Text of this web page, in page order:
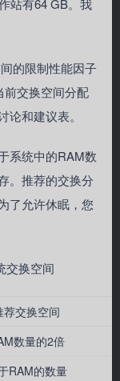
站有64 GB。我
的限制性能因子
前交换空间分配
和建议表。
系统中的RAM数
。推荐的交换分
了允许休眠，您
交换空间
荐交换空间
数量的2倍
RAM的数量